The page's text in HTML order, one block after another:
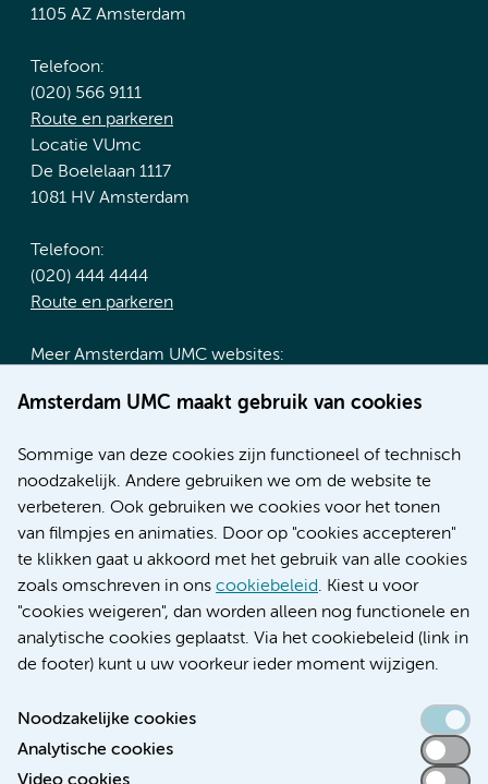
Amsterdam UMC maakt gebruik van cookies
Sommige van deze cookies zijn functioneel of technisch
noodzakelijk. Andere gebruiken we om de website te
verbeteren. Ook gebruiken we cookies voor het tonen
van filmpjes en animaties. Door op "cookies accepteren"
te klikken gaat u akkoord met het gebruik van alle cookies
zoals omschreven in ons cookiebeleid. Kiest u voor
"cookies weigeren", dan worden alleen nog functionele en
analytische cookies geplaatst. Via het cookiebeleid (link in
de footer) kunt u uw voorkeur ieder moment wijzigen.
Noodzakelijke cookies
Analytische cookies
1105 AZ Amsterdam
Telefoon:
(020) 566 9111
Route en parkeren
Locatie VUmc
De Boelelaan 1117
1081 HV Amsterdam
Telefoon:
(020) 444 4444
Route en parkeren
Meer Amsterdam UMC websites:
Werken bij Amsterdam UMC
Nieuws
Research
Educatie locatie AMC
Educatie locatie VUmc
Verwijzen & diagnostiek
Toegankelijkheidsverklaring